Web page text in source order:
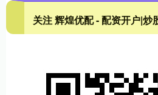
关注 辉煌优配 - 配资开户|炒